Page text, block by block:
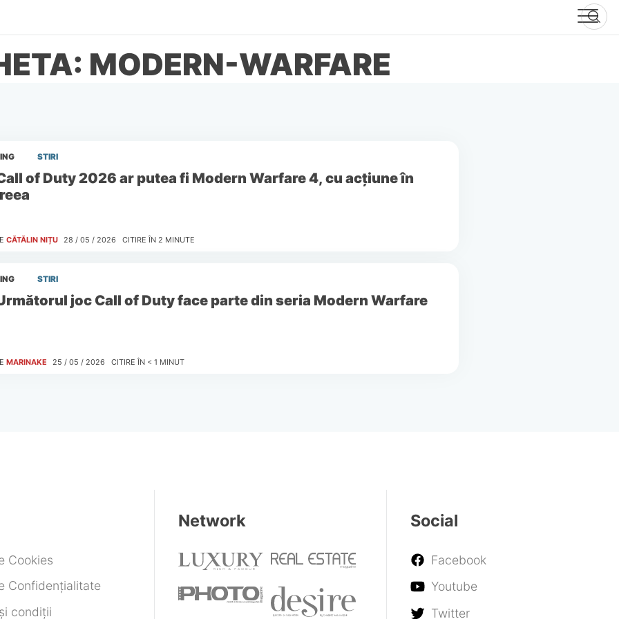
MODERN-WARFARE
STIRI
of Duty 2026 ar putea fi Modern Warfare 4, cu acțiune în
CĂTĂLIN NIȚU 28 / 05 / 2026 CITIRE ÎN 2 MINUTE
STIRI
joc Call of Duty face parte din seria Modern Warfare
MARINAKE 25 / 05 / 2026 CITIRE ÎN < 1 MINUT
Cookies
Confidențialitate
condiții
Network Social
Facebook
Youtube
Twitter